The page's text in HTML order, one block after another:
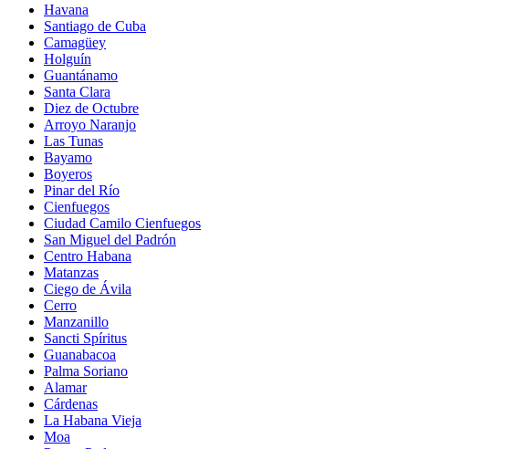
Havana
Santiago de Cuba
Camagüey
Holguín
Guantánamo
Santa Clara
Diez de Octubre
Arroyo Naranjo
Las Tunas
Bayamo
Boyeros
Pinar del Río
Cienfuegos
Ciudad Camilo Cienfuegos
San Miguel del Padrón
Centro Habana
Matanzas
Ciego de Ávila
Cerro
Manzanillo
Sancti Spíritus
Guanabacoa
Palma Soriano
Alamar
Cárdenas
La Habana Vieja
Moa